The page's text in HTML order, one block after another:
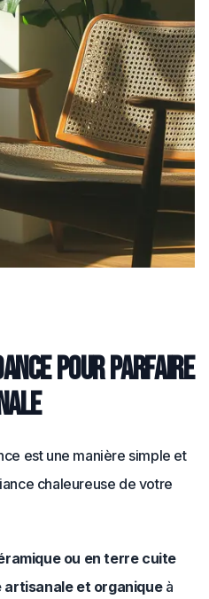
pour parfaire
est une manière simple et
chaleureuse de votre
ou en terre cuite
et organiqueà